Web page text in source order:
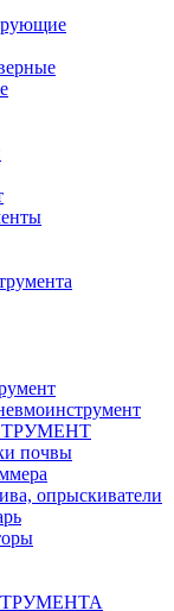
почвы
опрыскиватели